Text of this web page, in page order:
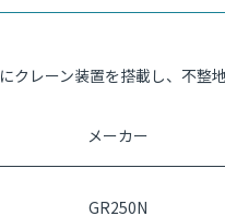
レーン装置を搭載し、不整
メーカー
GR250N